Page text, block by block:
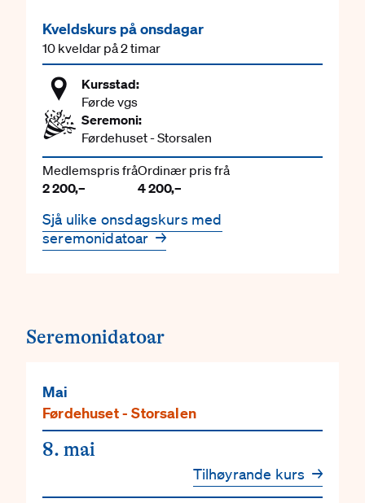
Kveldskurs på onsdagar
10 kveldar på 2 timar
Kursstad:
Førde vgs
Seremoni:
Førdehuset - Storsalen
Medlemspris frå
2 200,–
Ordinær pris frå
4 200,–
Sjå ulike onsdagskurs med
seremonidatoar→
Seremonidatoar
Mai
Førdehuset - Storsalen
8. mai
Tilhøyrande kurs →